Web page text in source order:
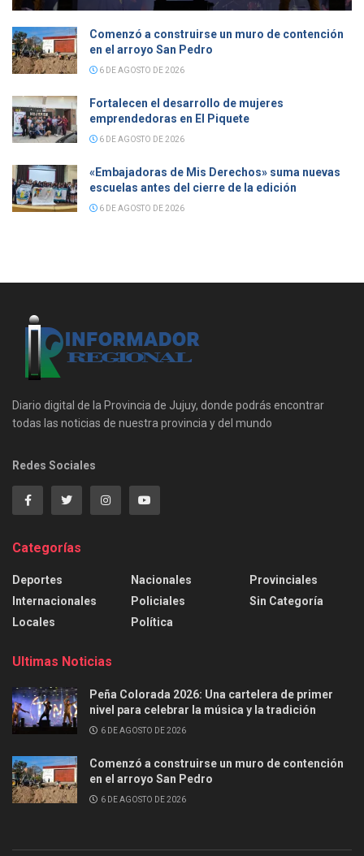
Comenzó a construirse un muro de contención
en el arroyo San Pedro
6 DE AGOSTO DE 2026
Fortalecen el desarrollo de mujeres
emprendedoras en El Piquete
6 DE AGOSTO DE 2026
«Embajadoras de Mis Derechos» suma nuevas
escuelas antes del cierre de la edición
6 DE AGOSTO DE 2026
Diario digital de la Provincia de Jujuy, donde podrás encontrar
todas las noticias de nuestra provincia y del mundo
Redes Sociales
Categorías
Deportes
Internacionales
Locales
Nacionales
Policiales
Política
Provinciales
Sin Categoría
Ultimas Noticias
Peña Colorada 2026: Una cartelera de primer
nivel para celebrar la música y la tradición
6 DE AGOSTO DE 2026
Comenzó a construirse un muro de contención
en el arroyo San Pedro
6 DE AGOSTO DE 2026